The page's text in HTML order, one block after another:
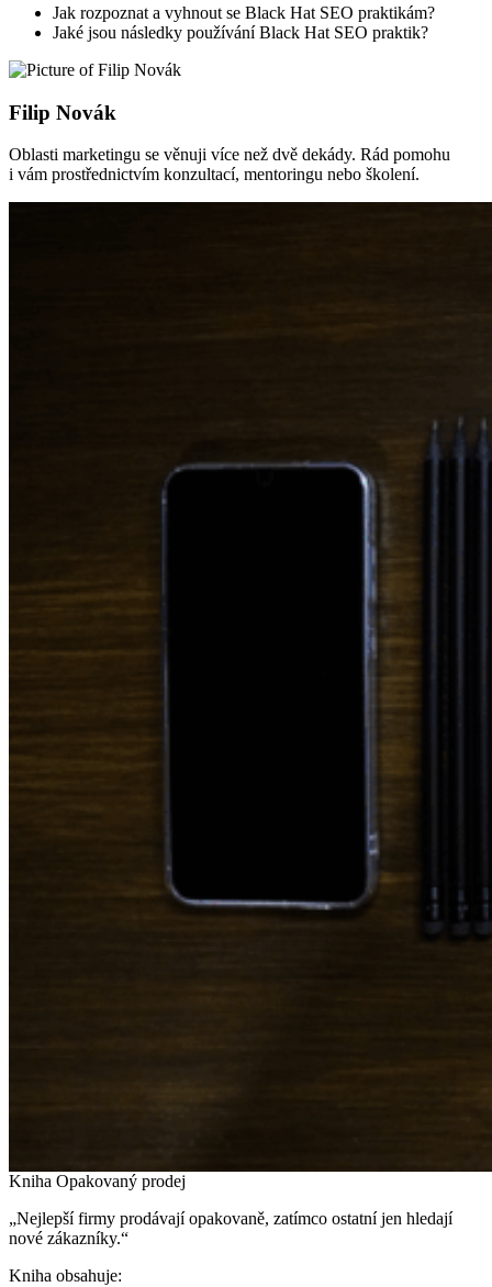
Jak rozpoznat a vyhnout se Black Hat SEO praktikám?
Jaké jsou následky používání Black Hat SEO praktik?
Filip Novák
Oblasti marketingu se věnuji více než dvě dekády. Rád pomohu
i vám prostřednictvím konzultací, mentoringu nebo školení.
Kniha Opakovaný prodej
„Nejlepší firmy prodávají opakovaně, zatímco ostatní jen hledají
nové zákazníky.“
Kniha obsahuje: